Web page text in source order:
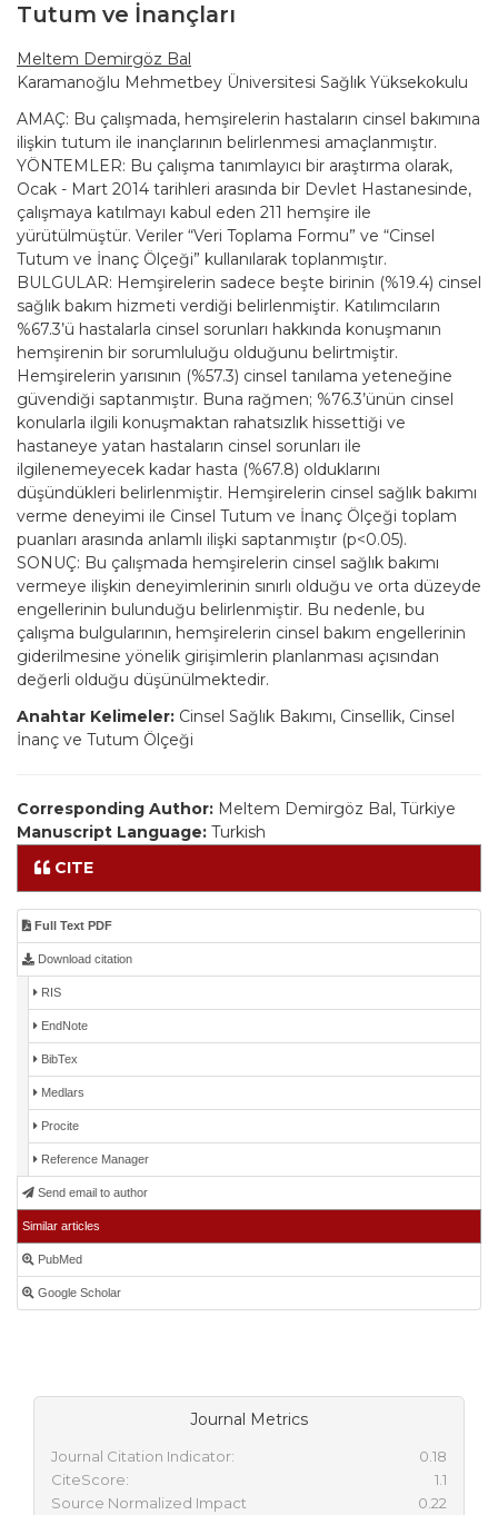
Tutum ve İnançları
Meltem Demirgöz Bal
Karamanoğlu Mehmetbey Üniversitesi Sağlık Yüksekokulu
AMAÇ: Bu çalışmada, hemşirelerin hastaların cinsel bakımına
ilişkin tutum ile inançlarının belirlenmesi amaçlanmıştır.
YÖNTEMLER: Bu çalışma tanımlayıcı bir araştırma olarak,
Ocak - Mart 2014 tarihleri arasında bir Devlet Hastanesinde,
çalışmaya katılmayı kabul eden 211 hemşire ile
yürütülmüştür. Veriler “Veri Toplama Formu” ve “Cinsel
Tutum ve İnanç Ölçeği” kullanılarak toplanmıştır.
BULGULAR: Hemşirelerin sadece beşte birinin (%19.4) cinsel
sağlık bakım hizmeti verdiği belirlenmiştir. Katılımcıların
%67.3’ü hastalarla cinsel sorunları hakkında konuşmanın
hemşirenin bir sorumluluğu olduğunu belirtmiştir.
Hemşirelerin yarısının (%57.3) cinsel tanılama yeteneğine
güvendiği saptanmıştır. Buna rağmen; %76.3’ünün cinsel
konularla ilgili konuşmaktan rahatsızlık hissettiği ve
hastaneye yatan hastaların cinsel sorunları ile
ilgilenemeyecek kadar hasta (%67.8) olduklarını
düşündükleri belirlenmiştir. Hemşirelerin cinsel sağlık bakımı
verme deneyimi ile Cinsel Tutum ve İnanç Ölçeği toplam
puanları arasında anlamlı ilişki saptanmıştır (p<0.05).
SONUÇ: Bu çalışmada hemşirelerin cinsel sağlık bakımı
vermeye ilişkin deneyimlerinin sınırlı olduğu ve orta düzeyde
engellerinin bulunduğu belirlenmiştir. Bu nedenle, bu
çalışma bulgularının, hemşirelerin cinsel bakım engellerinin
giderilmesine yönelik girişimlerin planlanması açısından
değerli olduğu düşünülmektedir.
Anahtar Kelimeler: Cinsel Sağlık Bakımı, Cinsellik, Cinsel
İnanç ve Tutum Ölçeği
Corresponding Author: Meltem Demirgöz Bal, Türkiye
Manuscript Language: Turkish
CITE
Full Text PDF
Download citation
RIS
EndNote
BibTex
Medlars
Procite
Reference Manager
Send email to author
Similar articles
PubMed
Google Scholar
Journal Metrics
Journal Citation Indicator:
0.18
CiteScore:
1.1
Source Normalized Impact
0.22